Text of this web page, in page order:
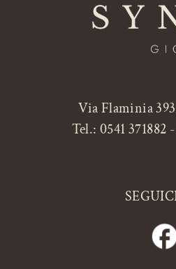
Via Flaminia
Tel.: 0541 371882